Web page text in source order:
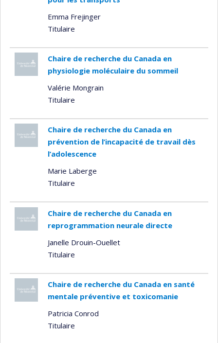
Emma Frejinger
Titulaire
Chaire de recherche du Canada en
physiologie moléculaire du sommeil
Valérie Mongrain
Titulaire
Chaire de recherche du Canada en
prévention de l’incapacité de travail dès
l’adolescence
Marie Laberge
Titulaire
Chaire de recherche du Canada en
reprogrammation neurale directe
Janelle Drouin-Ouellet
Titulaire
Chaire de recherche du Canada en santé
mentale préventive et toxicomanie
Patricia Conrod
Titulaire